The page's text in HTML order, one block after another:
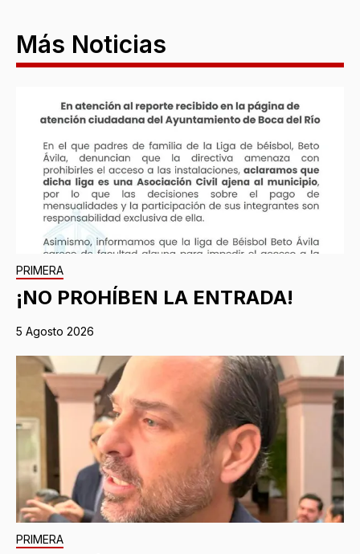
Más Noticias
PRIMERA
¡NO PROHÍBEN LA ENTRADA!
5 Agosto 2026
PRIMERA